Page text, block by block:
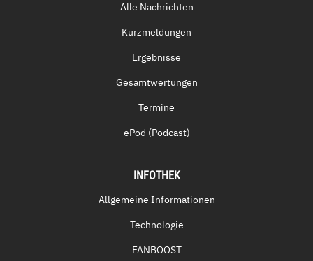
Alle Nachrichten
Kurzmeldungen
Ergebnisse
Gesamtwertungen
Termine
ePod (Podcast)
INFOTHEK
Allgemeine Informationen
Technologie
FANBOOST